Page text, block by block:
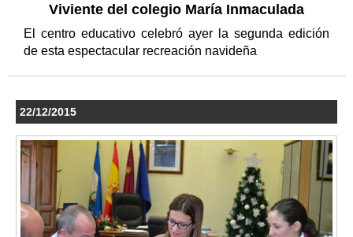
Viviente del colegio María Inmaculada
El centro educativo celebró ayer la segunda edición
de esta espectacular recreación navideña
22/12/2015